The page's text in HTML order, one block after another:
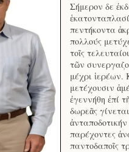
Σήμερον δε
πεντήκοντα
πολλούς
τοῖς
τῶν
μέχρι ἱερέων.
μετέχουσιν
ἐγεννήθη ἐπί
δωρεᾶς
παρέχοντες
παντοδαποῖς